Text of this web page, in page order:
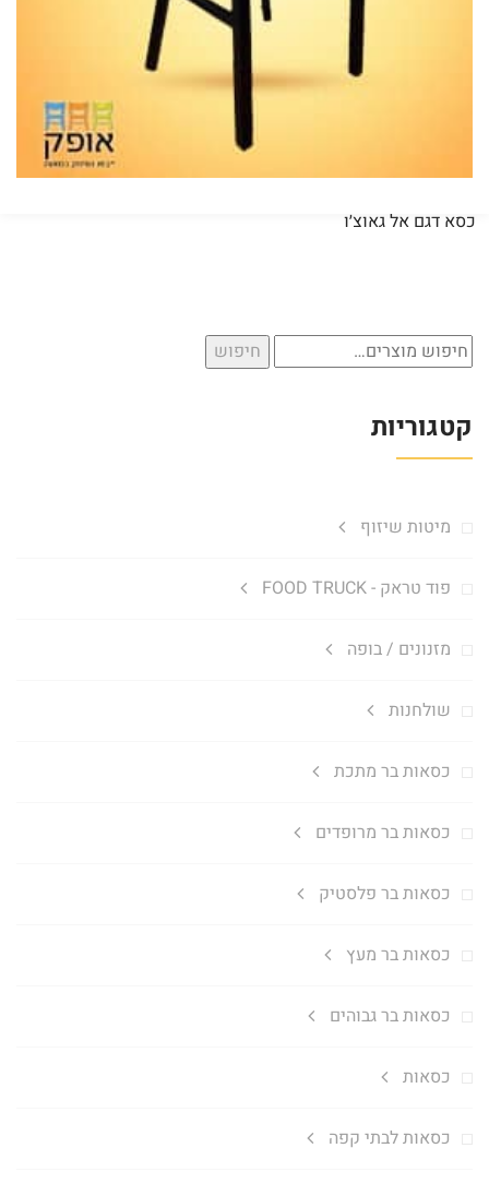
כסא דגם אל גאוצ׳ו
חיפוש
עבור:
חיפוש
קטגוריות
מיטות שיזוף
פוד טראק - FOOD TRUCK
מזנונים / בופה
שולחנות
כסאות בר מתכת
כסאות בר מרופדים
כסאות בר פלסטיק
כסאות בר מעץ
כסאות בר גבוהים
כסאות
כסאות לבתי קפה